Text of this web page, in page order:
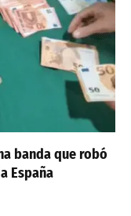
banda que robó
España